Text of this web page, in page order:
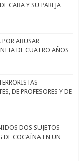
CABA Y SU PAREJA
ABUSAR
DE CUATRO AÑOS
DE PROFESORES Y DE
DOS SUJETOS
DE COCAÍNA EN UN